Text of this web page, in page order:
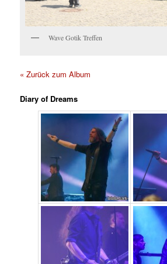
Wave Gotik Treffen
« Zurück zum Album
Diary of Dreams